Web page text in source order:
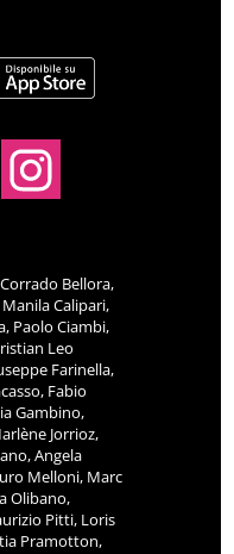
Bellora,
Calipari,
Paolo Ciambi,
Leo
Farinella,
Fabio
Gambino,
Jorrioz,
Angela
Melloni, Marc
Olibano,
Pitti, Loris
Pramotton,